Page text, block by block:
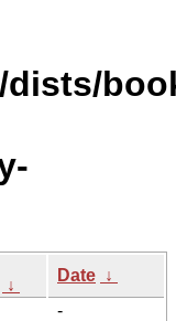
↓
Date ↓
-